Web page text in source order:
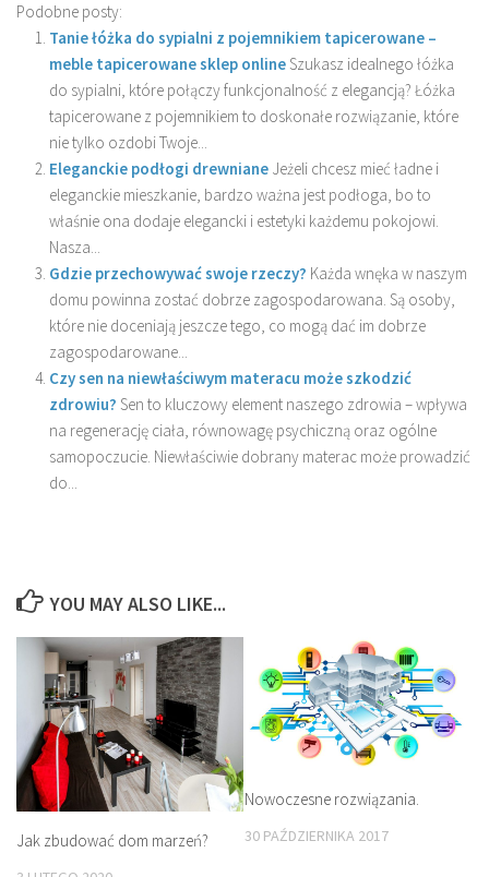
Podobne posty:
Tanie łóżka do sypialni z pojemnikiem tapicerowane –
meble tapicerowane sklep onlineSzukasz idealnego łóżka
do sypialni, które połączy funkcjonalność z elegancją? Łóżka
tapicerowane z pojemnikiem to doskonałe rozwiązanie, które
nie tylko ozdobi Twoje...
Eleganckie podłogi drewniane Jeżeli chcesz mieć ładne i
eleganckie mieszkanie, bardzo ważna jest podłoga, bo to
właśnie ona dodaje elegancki i estetyki każdemu pokojowi.
Nasza...
Gdzie przechowywać swoje rzeczy? Każda wnęka w naszym
domu powinna zostać dobrze zagospodarowana. Są osoby,
które nie doceniają jeszcze tego, co mogą dać im dobrze
zagospodarowane...
Czy sen na niewłaściwym materacu może szkodzić
zdrowiu? Sen to kluczowy element naszego zdrowia – wpływa
na regenerację ciała, równowagę psychiczną oraz ogólne
samopoczucie. Niewłaściwie dobrany materac może prowadzić
do...
YOU MAY ALSO LIKE...
Jak zbudować dom marzeń?
Nowoczesne rozwiązania.
30 PAŹDZIERNIKA 2017